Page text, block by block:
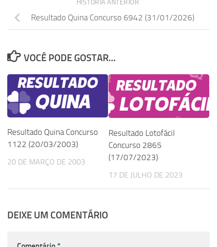
HISTÓRIA ANTERIOR
Resultado Quina Concurso 6942 (31/01/2026)
VOCÊ PODE GOSTAR...
Resultado Quina Concurso
1122 (20/03/2003)
20 DE MARÇO DE 2003
Resultado Lotofácil
Concurso 2865
(17/07/2023)
17 DE JULHO DE 2023
DEIXE UM COMENTÁRIO